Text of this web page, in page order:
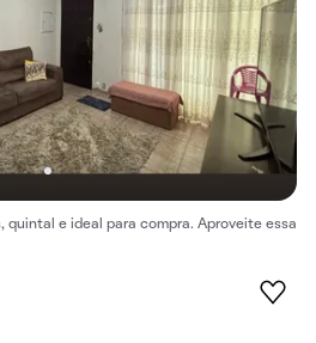
quintal e ideal para compra. Aproveite essa